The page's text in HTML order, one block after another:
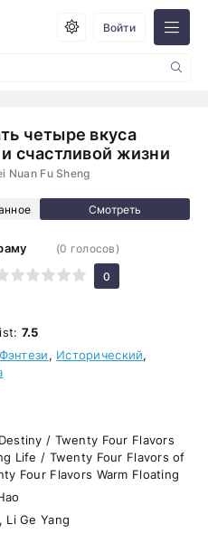
Войти
четыре вкуса
счастливой жизни
Nuan Fu Sheng
(0 голосов)
0
7.5
Фэнтези, Исторический,
/ Twenty Four Flavors
Life / Twenty Four Flavors of
Four Flavors Warm Floating
Li Ge Yang